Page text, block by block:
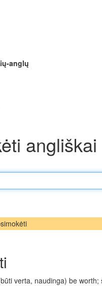
anglų
angliškai
verta, naudinga) be worth;